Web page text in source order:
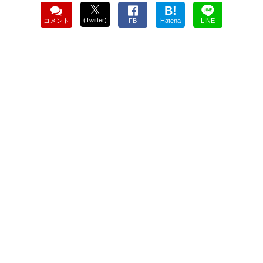
コメント (Twitter) FB
B!
Hatena LINE